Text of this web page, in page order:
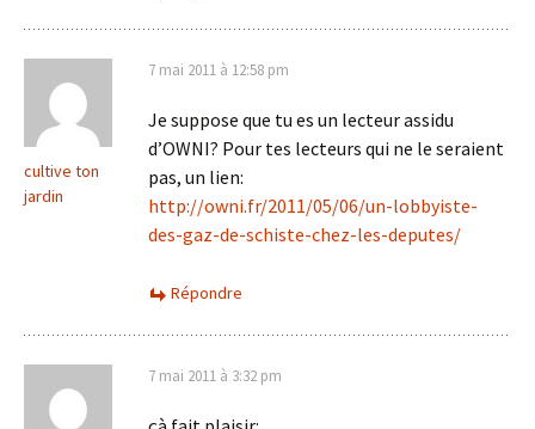
cultive ton
jardin
7 mai 2011 à 12:58 pm
Je suppose que tu es un lecteur assidu
d’OWNI? Pour tes lecteurs qui ne le seraient
pas, un lien:
http://owni.fr/2011/05/06/un-lobbyiste-
des-gaz-de-schiste-chez-les-deputes/
Répondre
7 mai 2011 à 3:32 pm